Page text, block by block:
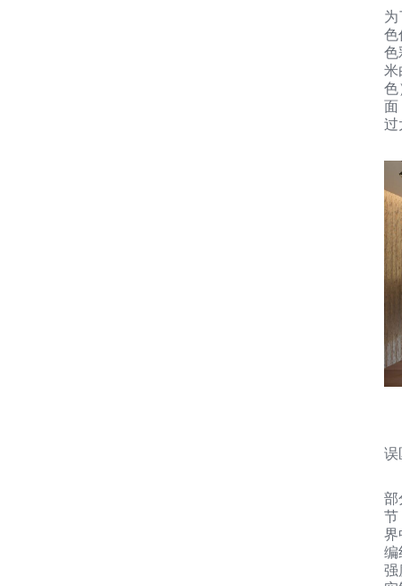
为
色
色
米
色
面
过
误
部
节
界
编
强